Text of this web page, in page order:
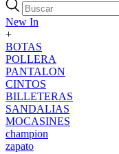
New In
+
BOTAS
POLLERA
PANTALON
CINTOS
BILLETERAS
SANDALIAS
MOCASINES
champion
zapato